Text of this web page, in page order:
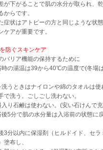
が下がることで肌の水分が取られ、
からです。
症状はアトピーの方と同じような状
ケアが重要です。
防ぐスキンケア
バリア機能の保持するために
時の湯温は39から40℃の温度で(冬場
うときはナイロンや綿のタオルは
で洗う。ごしごし洗わない。
り石鹸は使わない。(安い石けんで
5分で肌の水分量は入浴前の状態に
3分以内に保湿剤（ヒルドイド、セラ
塗布し、